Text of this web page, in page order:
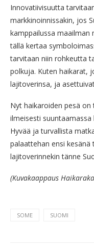
Innovatiivisuutta
markkinoinnissakin, jos
kamppailussa
tällä kertaa
tarvitaan niin rohkeutta
polkuja. Kuten haikarat,
lajitoverinsa, ja
Nyt haikaroiden pesä
ilmeisesti
Hyvää ja turvallista
palaattehan ensi
lajitoverinnekin tänne
(Kuvakaappaus
SOME SUOMI